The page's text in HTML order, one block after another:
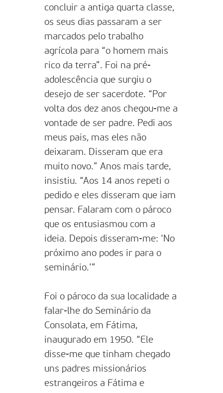
concluir a antiga quarta classe,
os seus dias passaram a ser
marcados pelo trabalho
agrícola para “o homem mais
rico da terra”. Foi na pré-
adolescência que surgiu o
desejo de ser sacerdote. “Por
volta dos dez anos chegou-me a
vontade de ser padre. Pedi aos
meus pais, mas eles não
deixaram. Disseram que era
muito novo.” Anos mais tarde,
insistiu. “Aos 14 anos repeti o
pedido e eles disseram que iam
pensar. Falaram com o pároco
que os entusiasmou com a
ideia. Depois disseram-me: ‘No
próximo ano podes ir para o
seminário.’”
Foi o pároco da sua localidade a
falar-lhe do Seminário da
Consolata, em Fátima,
inaugurado em 1950. “Ele
disse-me que tinham chegado
uns padres missionários
estrangeiros a Fátima e